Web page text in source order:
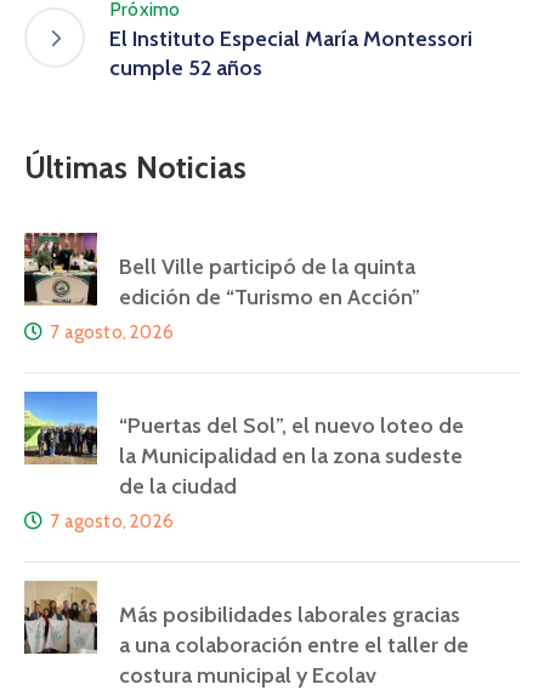
Próximo
El Instituto Especial María Montessori
cumple 52 años
Últimas Noticias
Bell Ville participó de la quinta
edición de “Turismo en Acción”
7 agosto, 2026
“Puertas del Sol”, el nuevo loteo de
la Municipalidad en la zona sudeste
de la ciudad
7 agosto, 2026
Más posibilidades laborales gracias
a una colaboración entre el taller de
costura municipal y Ecolav